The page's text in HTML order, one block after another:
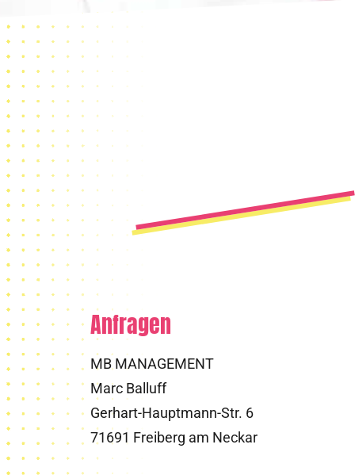
Anfragen
MB MANAGEMENT
Marc Balluff
Gerhart-Hauptmann-Str. 6
71691 Freiberg am Neckar